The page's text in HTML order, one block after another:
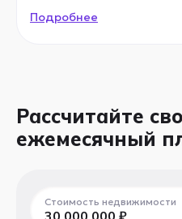
Подробнее
Рассчитайте
ежемесячный
Стоимость недвижимости